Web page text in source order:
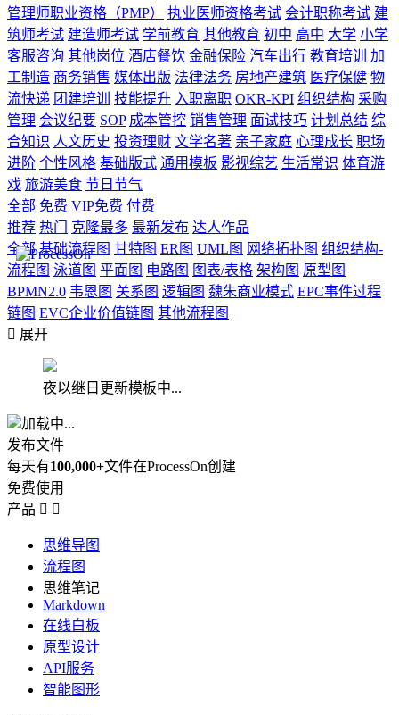
管理师职业资格（PMP）
执业医师资格考试 会计职称考试 建
筑师考试 建造师考试 学前教育 其他教育 初中 高中 大学 小学
客服咨询 其他岗位 酒店餐饮 金融保险 汽车出行 教育培训
加
工制造 商务销售 媒体出版 法律法务 房地产建筑 医疗保健 物
流快递 团建培训 技能提升 入职离职 OKR-KPI 组织结构 采购
管理 会议纪要 SOP 成本管控 销售管理 面试技巧 计划总结 综
合知识 人文历史 投资理财 文学名著 亲子家庭 心理成长 职场
进阶 个性风格 基础版式 通用模板 影视综艺 生活常识 体育游
戏 旅游美食 节日节气
全部 免费 VIP免费 付费
推荐 热门 克隆最多 最新发布 达人作品
全部 基础流程图 甘特图 ER图 UML图 网络拓扑图 组织结构-
流程图 泳道图 平面图 电路图 图表/表格 架构图 原型图
BPMN2.0 韦恩图 关系图 逻辑图 魏朱商业模式 EPC事件过程
链图 EVC企业价值链图 其他流程图
 展开
夜以继日更新模板中...
加载中...
发布文件
每天有100,000+文件在ProcessOn创建
免费使用
产品  
思维导图
流程图
思维笔记
Markdown
在线白板
原型设计
API服务
智能图形